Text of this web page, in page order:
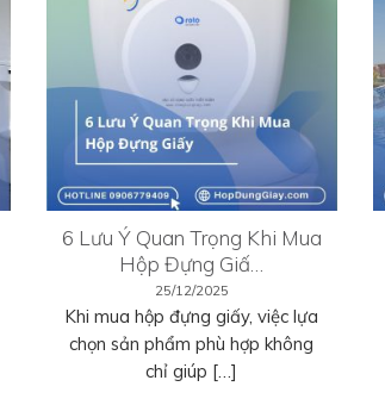
6 Lưu Ý Quan Trọng Khi Mua
Hộp Đựng Giấ…
25/12/2025
Khi mua hộp đựng giấy, việc lựa
chọn sản phẩm phù hợp không
chỉ giúp […]